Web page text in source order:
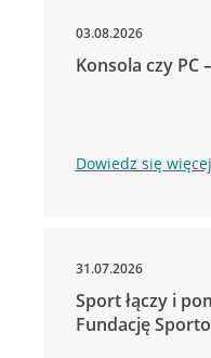
03.08.2026
Konsola czy PC
Dowiedz się
31.07.2026
Sport łączy i
Fundację